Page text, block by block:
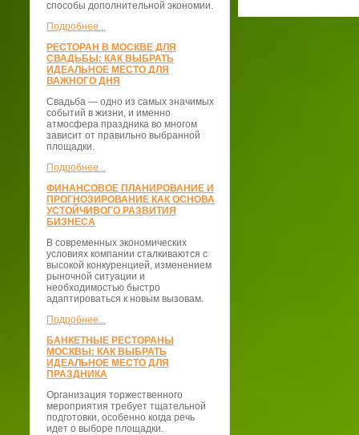
способы дополнительной экономии.
Подробнее...
РЕСТОРАН В МОСКВЕ ДЛЯ
СВАДЬБЫ: КАК ВЫБРАТЬ
ИДЕАЛЬНОЕ МЕСТО ДЛЯ
ВАЖНОГО ДНЯ
Свадьба — одно из самых значимых
событий в жизни, и именно
атмосфера праздника во многом
зависит от правильно выбранной
площадки.
Подробнее...
ФИНАНСОВОЕ ПЛАНИРОВАНИЕ И
ПРОГНОЗИРОВАНИЕ КАК ОСНОВА
УСТОЙЧИВОГО РАЗВИТИЯ
БИЗНЕСА
В современных экономических
условиях компании сталкиваются с
высокой конкуренцией, изменением
рыночной ситуации и
необходимостью быстро
адаптироваться к новым вызовам.
Подробнее...
БАНКЕТНЫЕ РЕСТОРАНЫ
МОСКВЫ: КАК ВЫБРАТЬ
ИДЕАЛЬНОЕ МЕСТО ДЛЯ
ПРАЗДНИКА
Организация торжественного
мероприятия требует тщательной
подготовки, особенно когда речь
идет о выборе площадки.